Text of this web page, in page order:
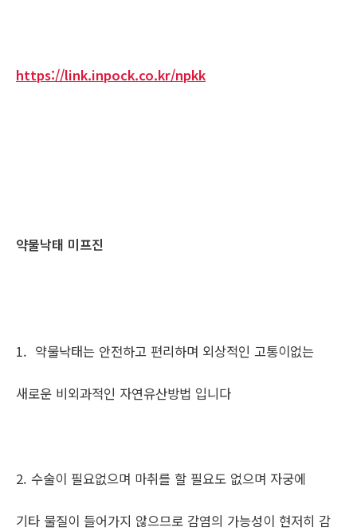
https://link.inpock.co.kr/npkk
약물낙태 미프진
1. 약물낙태는 안전하고 편리하며 외상적인 고통이없는
새로운 비외과적인 자연유산방법 입니다
2. 수술이 필요없으며 마취를 할 필요도 없으며 자궁에
기타 물질이 들어가지 않으므로 감염의 가능성이 현저히 감